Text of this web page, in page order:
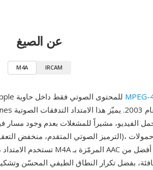
عن الصيغ
M4A IRCAM